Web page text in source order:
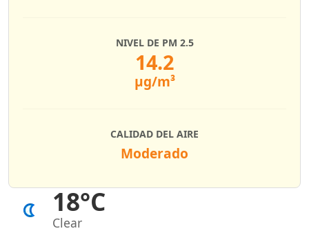
18°C
Clear
NIVEL DE PM 2.5
14.2
µg/m³
CALIDAD DEL AIRE
Moderado